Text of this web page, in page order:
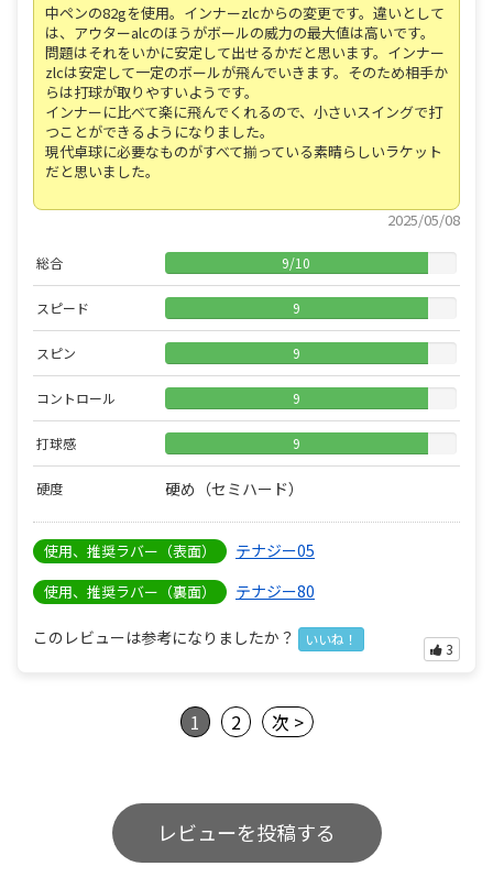
中ペンの82gを使用。インナーzlcからの変更です。違いとして
は、アウターalcのほうがボールの威力の最大値は高いです。
問題はそれをいかに安定して出せるかだと思います。インナー
zlcは安定して一定のボールが飛んでいきます。そのため相手か
らは打球が取りやすいようです。
インナーに比べて楽に飛んでくれるので、小さいスイングで打
つことができるようになりました。
現代卓球に必要なものがすべて揃っている素晴らしいラケット
だと思いました。
2025/05/08
総合 9/10
スピード 9
スピン 9
コントロール 9
打球感 9
硬度 硬め（セミハード）
使用、推奨ラバー（表面） テナジー05
使用、推奨ラバー（裏面） テナジー80
このレビューは参考になりましたか？ いいね！
3
1 2 次 >
レビューを投稿する